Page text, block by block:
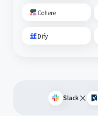
Cohere
Dify
Slack×